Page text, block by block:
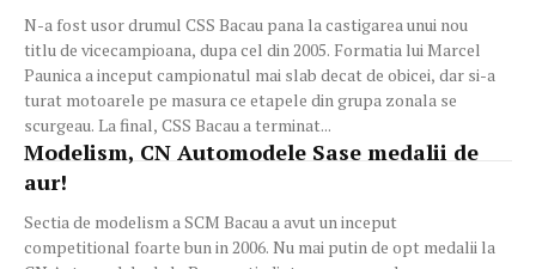
N-a fost usor drumul CSS Bacau pana la castigarea unui nou
titlu de vicecampioana, dupa cel din 2005. Formatia lui Marcel
Paunica a inceput campionatul mai slab decat de obicei, dar si-a
turat motoarele pe masura ce etapele din grupa zonala se
scurgeau. La final, CSS Bacau a terminat...
Modelism, CN Automodele Sase medalii de
aur!
Sectia de modelism a SCM Bacau a avut un inceput
competitional foarte bun in 2006. Nu mai putin de opt medalii la